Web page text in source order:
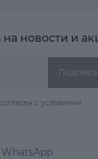
новости и
с условиями
WhatsApp